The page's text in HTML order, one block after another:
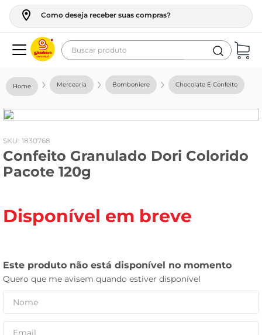
Como deseja receber suas compras?
Buscar produto
Mercearia Bomboniere Chocolate E Confeito
: 1830768
Confeito Granulado Dori Colorido
Pacote 120g
Disponível em breve
geladeira
fogao
café
cerveja
vinho
leite pó